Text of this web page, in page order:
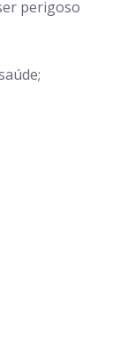
perigoso